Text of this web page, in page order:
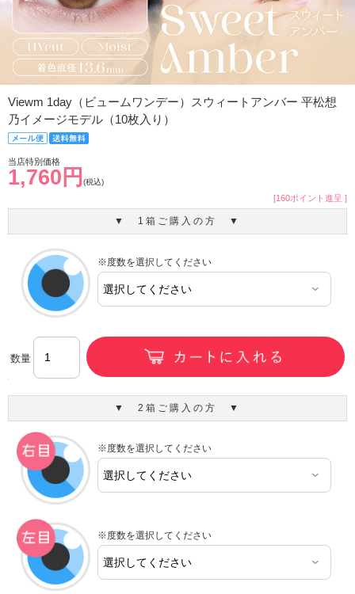
Viewm 1day（ビュームワンデー）スウィートアンバー 平松想
乃イメージモデル（10枚入り）
当店特別価格
1,760円 (税込)
[160ポイント進呈 ]
▼ 1箱ご購入の方 ▼
※度数を選択してください
数量
▼ 2箱ご購入の方 ▼
※度数を選択してください
※度数を選択してください